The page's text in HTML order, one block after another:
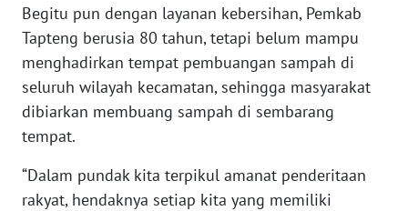
Begitu pun dengan layanan kebersihan, Pemkab
Tapteng berusia 80 tahun, tetapi belum mampu
menghadirkan tempat pembuangan sampah di
seluruh wilayah kecamatan, sehingga masyarakat
dibiarkan membuang sampah di sembarang
tempat.
“Dalam pundak kita terpikul amanat penderitaan
rakyat, hendaknya setiap kita yang memiliki
WN
SULUT
WN
MALUKU
MALUT